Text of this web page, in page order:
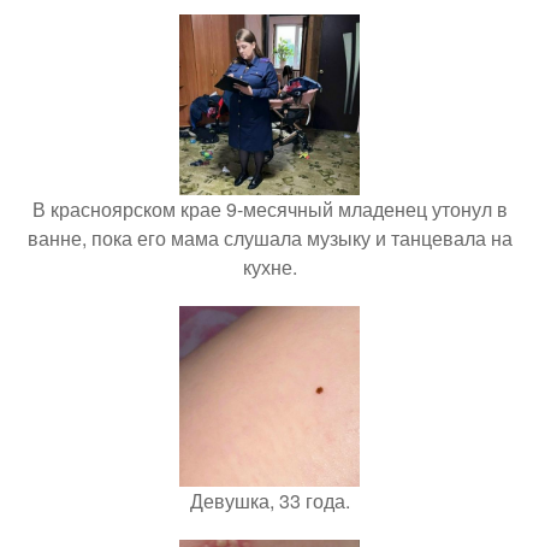
В красноярском крае 9-месячный младенец утонул в
ванне, пока его мама слушала музыку и танцевала на
кухне.
Девушка, 33 года.